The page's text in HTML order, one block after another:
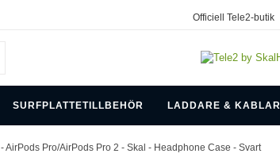
Officiell Tele2-butik
SURFPLATTETILLBEHÖR LADDARE & KABLAR
- AirPods Pro/AirPods Pro 2 - Skal - Headphone Case - Svart